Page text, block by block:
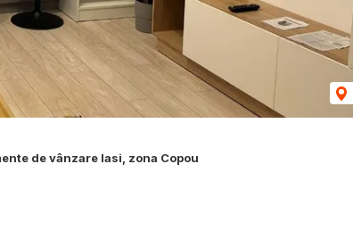
de vânzare Iasi, zona Copou